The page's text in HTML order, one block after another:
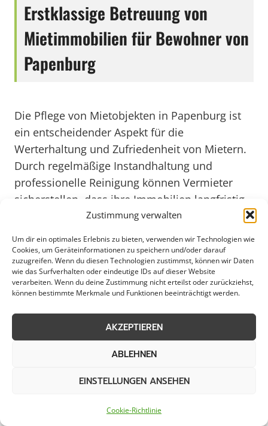
Zustimmung verwalten
Um dir ein optimales Erlebnis zu bieten, verwenden wir Technologien wie
Cookies, um Geräteinformationen zu speichern und/oder darauf
zuzugreifen. Wenn du diesen Technologien zustimmst, können wir Daten
wie das Surfverhalten oder eindeutige IDs auf dieser Website
verarbeiten. Wenn du deine Zustimmung nicht erteilst oder zurückziehst,
können bestimmte Merkmale und Funktionen beeinträchtigt werden.
AKZEPTIEREN
ABLEHNEN
EINSTELLUNGEN ANSEHEN
Cookie-Richtlinie
Erstklassige Betreuung von
Mietimmobilien für Bewohner von
Papenburg
Die Pflege von Mietobjekten in Papenburg ist
ein entscheidender Aspekt für die
Werterhaltung und Zufriedenheit von Mietern.
Durch regelmäßige Instandhaltung und
professionelle Reinigung können Vermieter
sicherstellen, dass ihre Immobilien langfristig
attraktiv und funktionsfähig bleiben. In einer
Stadt wie Papenburg, die für ihre malerischen
Strukturen und lebendige Gemeinschaft
bekannt ist, spielt die Pflege von Mietobjekten
eine wichtige Rolle im Gesamtbild der
Stadtentwicklung.
Mietobjekten in Papenburg trägt nicht nur zum
auch zur Sicherheit und Lebensqualität der